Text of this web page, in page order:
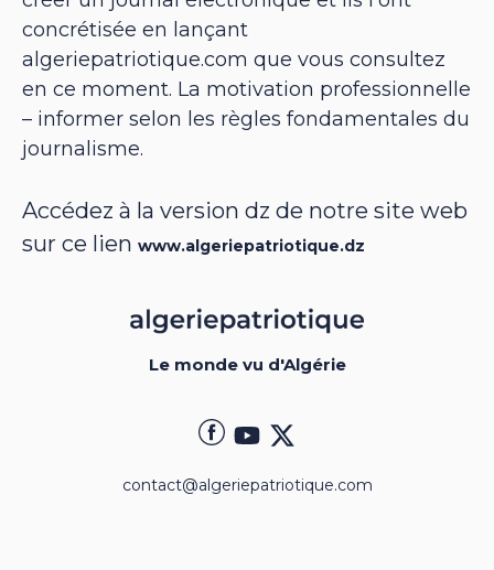
concrétisée en lançant
algeriepatriotique.com que vous consultez
en ce moment. La motivation professionnelle
– informer selon les règles fondamentales du
journalisme.
Accédez à la version dz de notre site web
sur ce lien www.algeriepatriotique.dz
Le monde vu d'Algérie
contact@algeriepatriotique.com